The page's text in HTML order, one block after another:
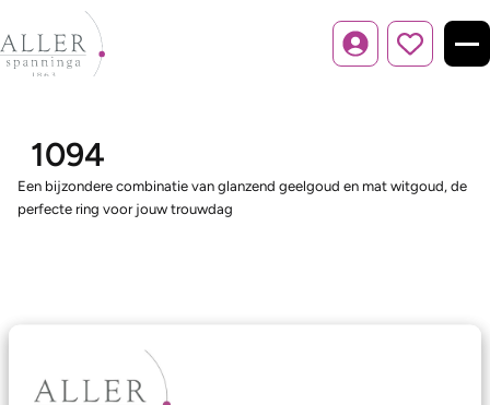
Inloggen
1094
Een bijzondere combinatie van glanzend geelgoud en mat witgoud, de
perfecte ring voor jouw trouwdag
Ons aanbod